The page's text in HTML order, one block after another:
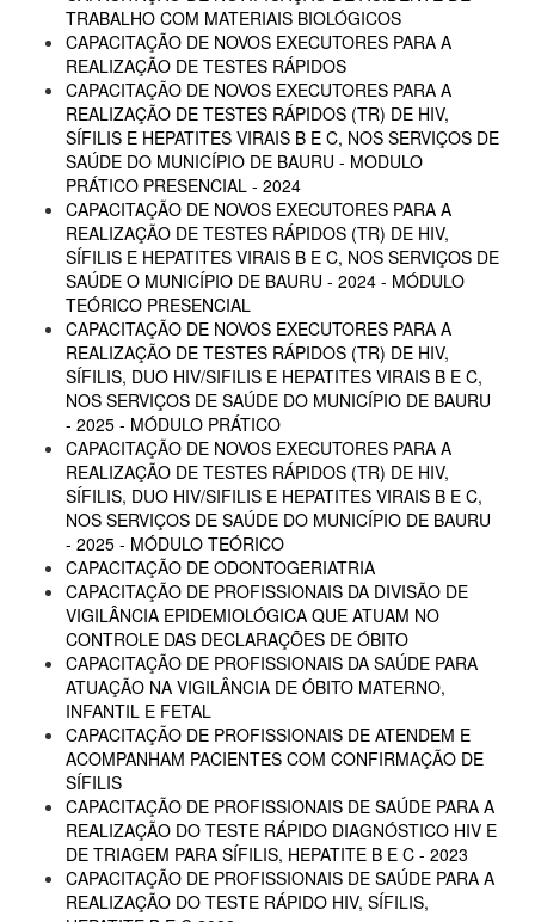
TRABALHO COM MATERIAIS BIOLÓGICOS
CAPACITAÇÃO DE NOVOS EXECUTORES PARA A
REALIZAÇÃO DE TESTES RÁPIDOS
CAPACITAÇÃO DE NOVOS EXECUTORES PARA A
REALIZAÇÃO DE TESTES RÁPIDOS (TR) DE HIV,
SÍFILIS E HEPATITES VIRAIS B E C, NOS SERVIÇOS DE
SAÚDE DO MUNICÍPIO DE BAURU - MODULO
PRÁTICO PRESENCIAL - 2024
CAPACITAÇÃO DE NOVOS EXECUTORES PARA A
REALIZAÇÃO DE TESTES RÁPIDOS (TR) DE HIV,
SÍFILIS E HEPATITES VIRAIS B E C, NOS SERVIÇOS DE
SAÚDE O MUNICÍPIO DE BAURU - 2024 - MÓDULO
TEÓRICO PRESENCIAL
CAPACITAÇÃO DE NOVOS EXECUTORES PARA A
REALIZAÇÃO DE TESTES RÁPIDOS (TR) DE HIV,
SÍFILIS, DUO HIV/SIFILIS E HEPATITES VIRAIS B E C,
NOS SERVIÇOS DE SAÚDE DO MUNICÍPIO DE BAURU
- 2025 - MÓDULO PRÁTICO
CAPACITAÇÃO DE NOVOS EXECUTORES PARA A
REALIZAÇÃO DE TESTES RÁPIDOS (TR) DE HIV,
SÍFILIS, DUO HIV/SIFILIS E HEPATITES VIRAIS B E C,
NOS SERVIÇOS DE SAÚDE DO MUNICÍPIO DE BAURU
- 2025 - MÓDULO TEÓRICO
CAPACITAÇÃO DE ODONTOGERIATRIA
CAPACITAÇÃO DE PROFISSIONAIS DA DIVISÃO DE
VIGILÂNCIA EPIDEMIOLÓGICA QUE ATUAM NO
CONTROLE DAS DECLARAÇÕES DE ÓBITO
CAPACITAÇÃO DE PROFISSIONAIS DA SAÚDE PARA
ATUAÇÃO NA VIGILÂNCIA DE ÓBITO MATERNO,
INFANTIL E FETAL
CAPACITAÇÃO DE PROFISSIONAIS DE ATENDEM E
ACOMPANHAM PACIENTES COM CONFIRMAÇÃO DE
SÍFILIS
CAPACITAÇÃO DE PROFISSIONAIS DE SAÚDE PARA A
REALIZAÇÃO DO TESTE RÁPIDO DIAGNÓSTICO HIV E
DE TRIAGEM PARA SÍFILIS, HEPATITE B E C - 2023
CAPACITAÇÃO DE PROFISSIONAIS DE SAÚDE PARA A
REALIZAÇÃO DO TESTE RÁPIDO HIV, SÍFILIS,